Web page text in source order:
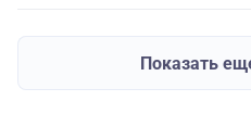
Показать